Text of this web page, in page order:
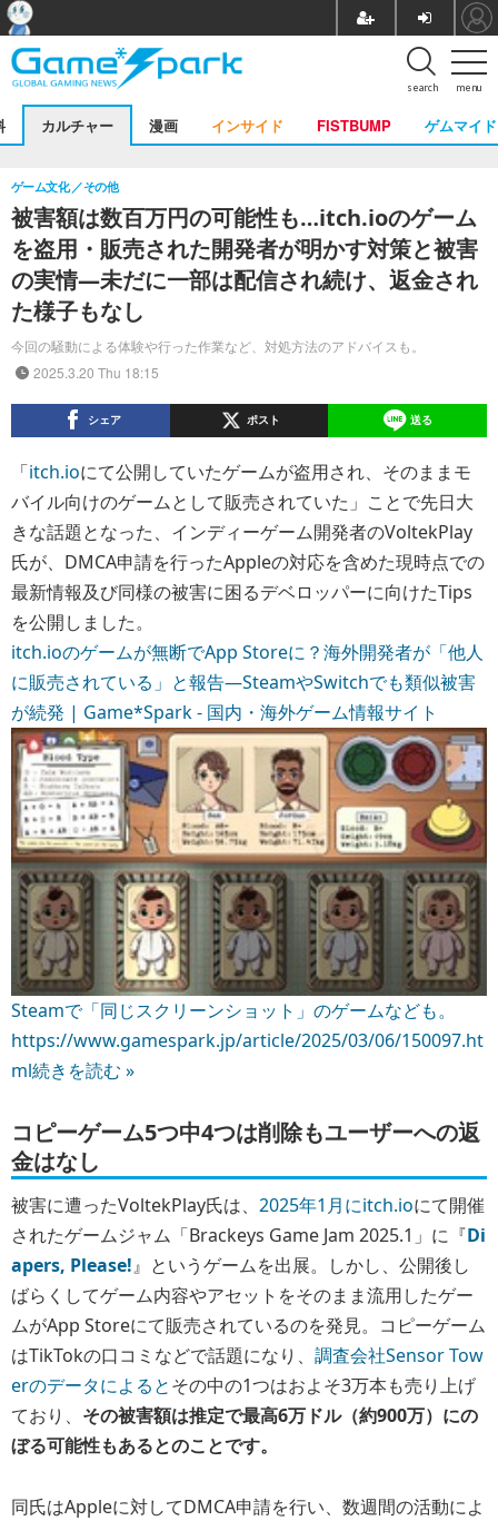
menu
search
カルチャー 漫画 インサイド FISTBUMP ゲムマイド
被害額は数百万円の可能性も…itch.ioのゲーム
を盗用・販売された開発者が明かす対策と被害
の実情―未だに一部は配信され続け、返金され
た様子もなし
今回の騒動による体験や行った作業など、対処方法のアドバイスも。
ゲーム文化 その他
2025.3.20 Thu 18:15
シェア ポスト 送る
「itch.ioにて公開していたゲームが盗用され、そのままモ
バイル向けのゲームとして販売されていた」ことで先日大
きな話題となった、インディーゲーム開発者のVoltekPlay
氏が、DMCA申請を行ったAppleの対応を含めた現時点での
最新情報及び同様の被害に困るデベロッパーに向けたTips
を公開しました。
itch.ioのゲームが無断でApp Storeに？海外開発者が「他人
に販売されている」と報告―SteamやSwitchでも類似被害
が続発 | Game*Spark - 国内・海外ゲーム情報サイト
Steamで「同じスクリーンショット」のゲームなども。
https://www.gamespark.jp/article/2025/03/06/150097.ht
ml続きを読む »
コピーゲーム5つ中4つは削除もユーザーへの返
金はなし
被害に遭ったVoltekPlay氏は、 2025年1月にitch.ioにて開催
されたゲームジャム「Brackeys Game Jam 2025.1」に『Di
apers, Please!』というゲームを出展。しかし、公開後し
ばらくしてゲーム内容やアセットをそのまま流用したゲー
ムがApp Storeにて販売されているのを発見。コピーゲーム
はTikTokの口コミなどで話題になり、 調査会社Sensor Tow
erのデータによるとその中の1つはおよそ3万本も売り上げ
ており、 その被害額は推定で最高6万ドル（約900万）にの
ぼる可能性もあるとのことです。
同氏はAppleに対してDMCA申請を行い、数週間の活動によ